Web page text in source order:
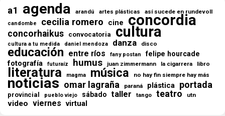
a1 agenda arandú artes plásticas así sucede en rundevoll
candombe cecilia romero cine concordia
concorhaikus convocatoria cultura
cultura a tu medida daniel mendoza danza disco
educación entre ríos fany postan felipe hourcade
fotografía futuraíz humus juan zimmermann la cigarrera libro
literatura magma música no hay fin siempre hay más
noticias omar lagraña paraná plástica portada
provincial pueblo viejo sábado taller tango teatro utn
video viernes virtual